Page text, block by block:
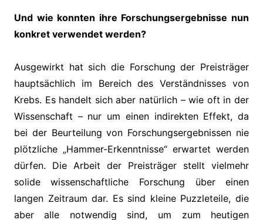
Und wie konnten ihre Forschungsergebnisse nun
konkret verwendet werden?
Ausgewirkt hat sich die Forschung der Preisträger
hauptsächlich im Bereich des Verständnisses von
Krebs. Es handelt sich aber natürlich – wie oft in der
Wissenschaft – nur um einen indirekten Effekt, da
bei der Beurteilung von Forschungsergebnissen nie
plötzliche „Hammer-Erkenntnisse“ erwartet werden
dürfen. Die Arbeit der Preisträger stellt vielmehr
solide wissenschaftliche Forschung über einen
langen Zeitraum dar. Es sind kleine Puzzleteile, die
aber alle notwendig sind, um zum heutigen